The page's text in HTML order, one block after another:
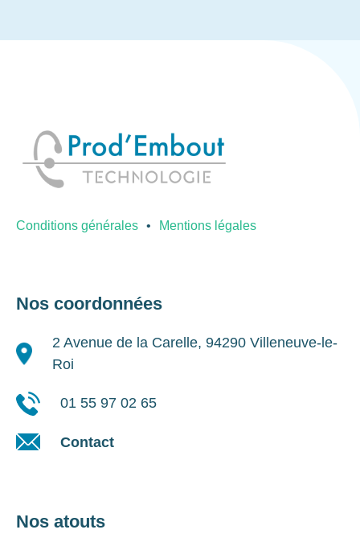
Conditions générales Mentions légales
Nos coordonnées
2 Avenue de la Carelle, 94290 Villeneuve-le-
Roi
01 55 97 02 65
Contact
Nos atouts